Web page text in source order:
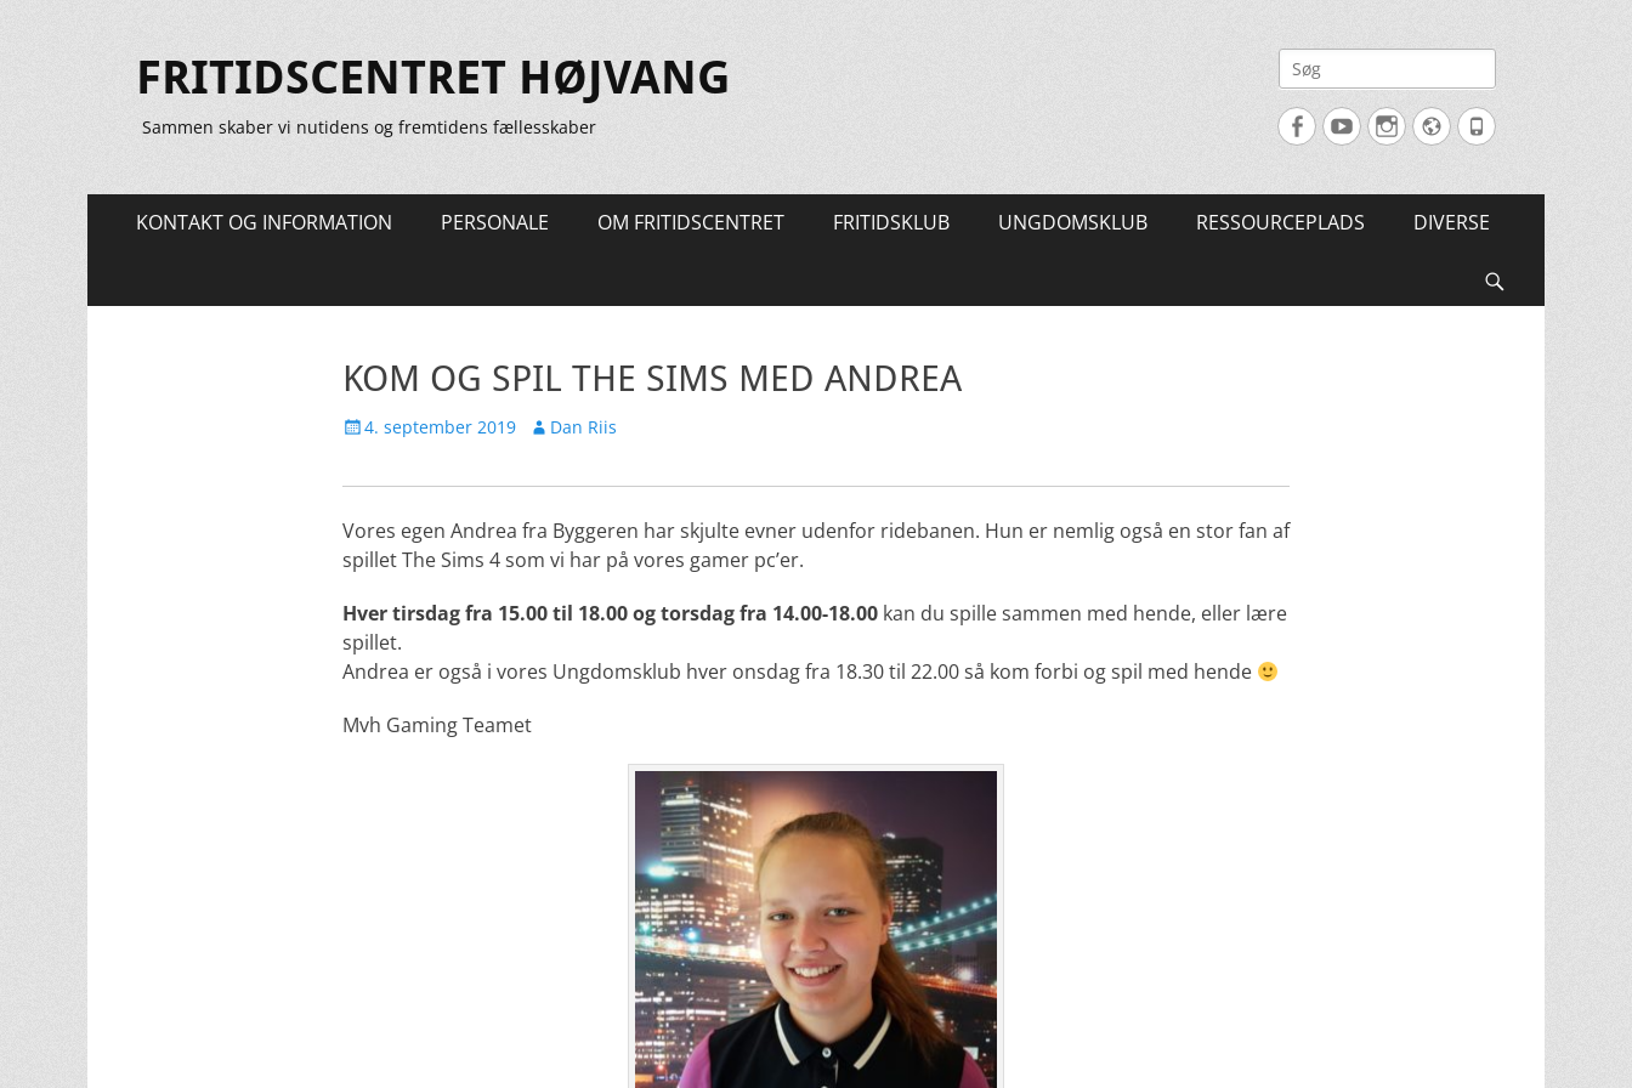
FRITIDSCENTRET HØJVANG
Sammen skaber vi nutidens og fremtidens fællesskaber
Søg
efter:
FacebookYouTubeInstagram
Website
Tlf.
Primær
KONTAKT OG INFORMATION PERSONALE OM FRITIDSCENTRET FRITIDSKLUB UNGDOMSKLUB RESSOURCEPLADS DIVERSE
KOM OG SPIL THE SIMS MED ANDREA
Udgivet
4. september 2019 Forfatter
Dan Riis
Vores egen Andrea fra Byggeren har skjulte evner udenfor ridebanen. Hun er nemlig også en stor fan af
spillet The Sims 4 som vi har på vores gamer pc’er.
Hver tirsdag fra 15.00 til 18.00 og torsdag fra 14.00-18.00 kan du spille sammen med hende, eller lære
spillet.
Andrea er også i vores Ungdomsklub hver onsdag fra 18.30 til 22.00 så kom forbi og spil med hende
Mvh Gaming Teamet